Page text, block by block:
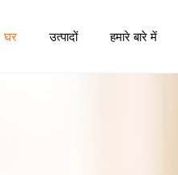
घर उत्पादों हमारे बारे में